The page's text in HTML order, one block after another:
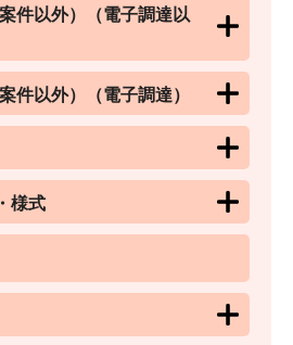
件以外）（電子調達以
件以外）（電子調達）
様式